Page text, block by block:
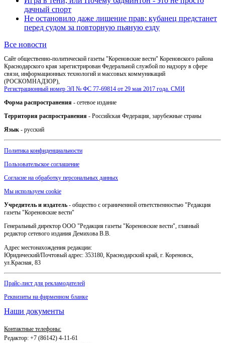
дачный спорт
Не остановило даже лишение прав: кубанец предстанет
перед судом за повторную пьяную езду
Все новости
Сайт общественно-политической газеты "Кореновские вести" Кореновского района
Краснодарского края зарегистрирован Федеральной службой по надзору в сфере
связи, информационных технологий и массовых коммуникаций
(РОСКОМНАДЗОР),
Регистрационный номер ЭЛ № ФС 77-69814 от 29 мая 2017 года. СМИ
Форма распространения - сетевое издание
Территория распространения - Российская Федерация, зарубежные страны
Язык - русский
Политика конфиденциальности
Пользовательское соглашение
Согласие на обработку персональных данных
Мы используем cookie
Учредитель и издатель - общество с ограниченной ответственностью "Редакция
газеты "Кореновские вести"
Генеральный директор ООО "Редакция газеты "Кореновские вести", главный
редактор сетевого издания Демихова В.В.
Адрес местонахождения редакции:
Юридический/Почтовый адрес: 353180, Краснодарский край, г. Кореновск,
ул.Красная, 83
Прайс-лист для рекламодателей
Реквизиты на фирменном бланке
Наши документы
Контактные телефоны:
Редактор: +7 (86142) 4-11-61